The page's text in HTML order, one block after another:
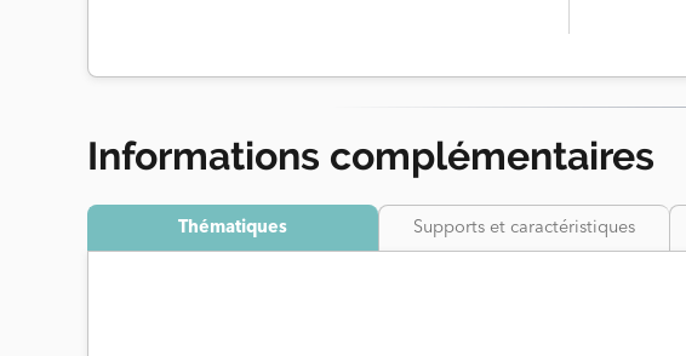
Informations complémentaires
Thématiques Supports et caractéristiques